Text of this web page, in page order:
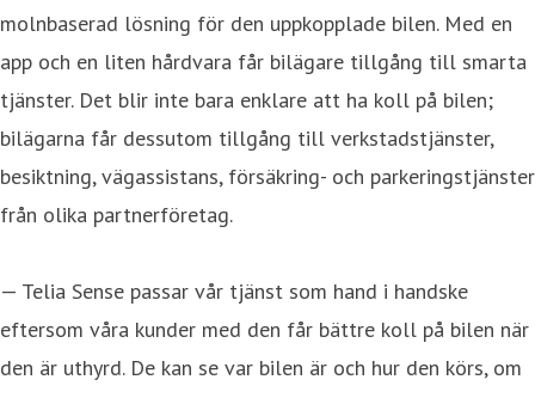
molnbaserad lösning för den uppkopplade bilen. Med en
app och en liten hårdvara får bilägare tillgång till smarta
tjänster. Det blir inte bara enklare att ha koll på bilen;
bilägarna får dessutom tillgång till verkstadstjänster,
besiktning, vägassistans, försäkring- och parkeringstjänster
från olika partnerföretag.
— Telia Sense passar vår tjänst som hand i handske
eftersom våra kunder med den får bättre koll på bilen när
den är uthyrd. De kan se var bilen är och hur den körs, om